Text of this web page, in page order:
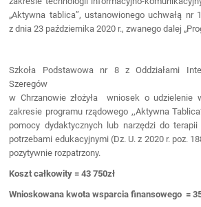
„Aktywna tablica”, ustanowionego uchwałą nr
z dnia 23 października 2020 r., zwanego dalej
Szkoła Podstawowa nr 8 z Oddziałami
Szeregów
w Chrzanowie złożyła wniosek o udzielenie
zakresie programu rządowego ,,Aktywna
pomocy dydaktycznych lub narzędzi do
potrzebami edukacyjnymi (Dz. U. z 2020 r. poz.
pozytywnie rozpatrzony.
Koszt całkowity = 43 750zł
Wnioskowana kwota wsparcia finansowego =